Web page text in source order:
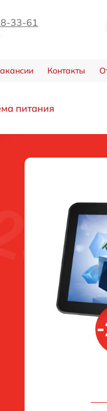
33-61
Контакты
питания